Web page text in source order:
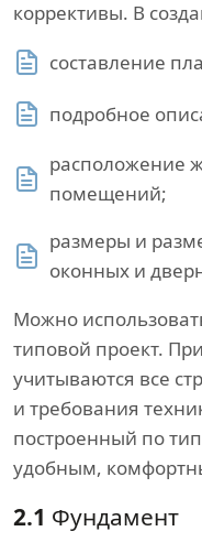
коррективы. В
составление
подробное
расположение
помещений;
размеры и
оконных и
Можно
типовой проект.
учитываются все
и требования
построенный по
удобным,
2.1 Фундамент